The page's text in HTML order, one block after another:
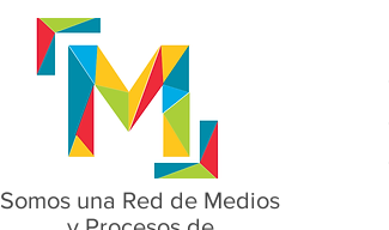
Somos una Red de Medios